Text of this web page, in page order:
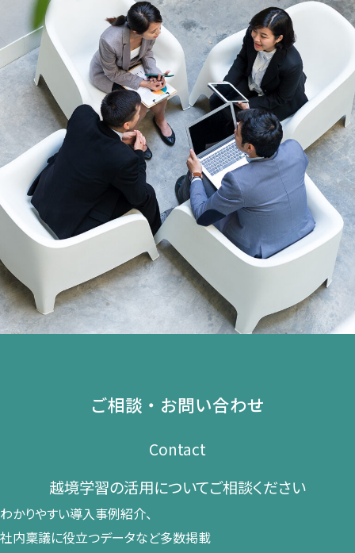
ご相談・お問い合わせ
Contact
越境学習の​活用に​ついて​ご相談ください​
わかりやすい導入事例紹介、​
社内稟議に​役立つデータなど​多数掲載